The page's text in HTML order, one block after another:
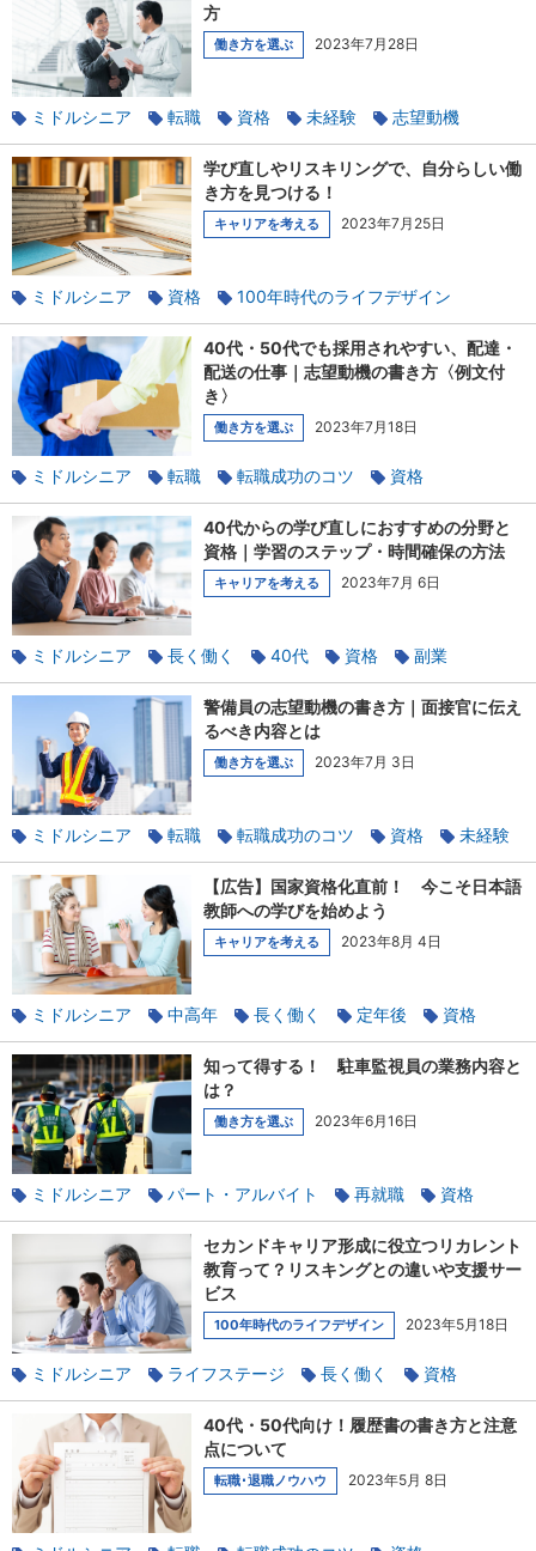
方
働き方を選ぶ 2023年7月28日
ミドルシニア 転職 資格 未経験
志望動機
ビルメンテナンス
学び直しやリスキリングで、自分らしい働
き方を見つける！
キャリアを考える 2023年7月25日
ミドルシニア 資格
100年時代のライフデザイン
キャリアチェンジ
40代・50代でも採用されやすい、配達・
配送の仕事｜志望動機の書き方〈例文付
き〉
働き方を選ぶ 2023年7月18日
ミドルシニア 転職 転職成功のコツ
資格
志望動機
運転経験
40代からの学び直しにおすすめの分野と
資格｜学習のステップ・時間確保の方法
キャリアを考える 2023年7月 6日
ミドルシニア 長く働く 40代 資格
副業
パソコンスキル
警備員の志望動機の書き方｜面接官に伝え
るべき内容とは
働き方を選ぶ 2023年7月 3日
ミドルシニア 転職 転職成功のコツ 資格
未経験
警備
【広告】国家資格化直前！ 今こそ日本語
教師への学びを始めよう
キャリアを考える 2023年8月 4日
ミドルシニア 中高年 長く働く 定年後
資格
正社員
契約社員
知って得する！ 駐車監視員の業務内容と
は？
働き方を選ぶ 2023年6月16日
ミドルシニア パート・アルバイト 再就職
資格
警備
業務委託
セカンドキャリア形成に役立つリカレント
教育って？リスキングとの違いや支援サー
ビス
100年時代のライフデザイン 2023年5月18日
ミドルシニア ライフステージ 長く働く
資格
100年時代のライフデザイン
40代・50代向け！履歴書の書き方と注意
点について
転職･退職ノウハウ 2023年5月 8日